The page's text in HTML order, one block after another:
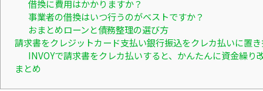
借換に費用はかかりますか？
事業者の借換はいつ行うのがベストですか？
おまとめローンと債務整理の選び方
請求書をクレジットカード支払い銀行振込をクレカ払いに置
INVOYで請求書をクレカ払いすると、かんたんに資金繰り
まとめ